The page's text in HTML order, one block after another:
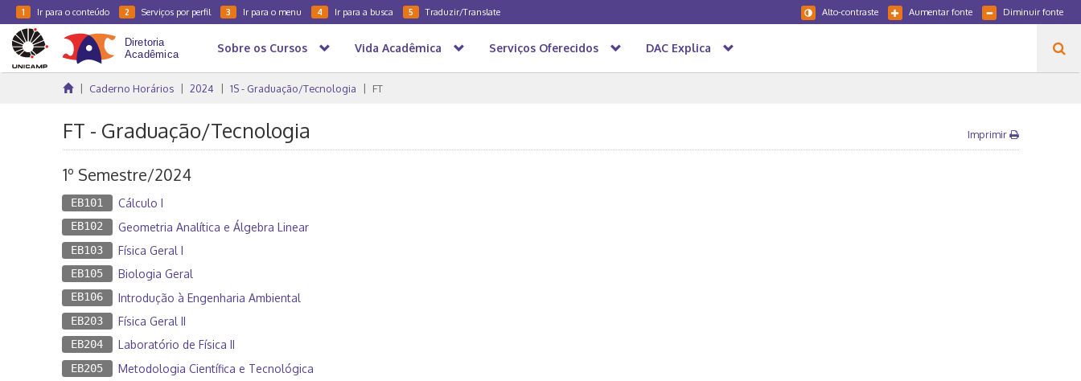
1 Ir para o conteúdo 2 Serviços por perfil 3 Ir para o menu 4 Ir para a busca 5 Traduzir/Translate Diminuir fonte
Aumentar fonte
Alto-contraste
Sobre os Cursos Vida Acadêmica Serviços Oferecidos DAC Explica
Caderno Horários 2024 1S - Graduação/Tecnologia FT
FT - Graduação/Tecnologia Imprimir
1º Semestre/2024
EB101 Cálculo I
EB102 Geometria Analítica e Álgebra Linear
EB103 Física Geral I
EB105 Biologia Geral
EB106 Introdução à Engenharia Ambiental
EB203 Física Geral II
EB204 Laboratório de Física II
EB205 Metodologia Científica e Tecnológica